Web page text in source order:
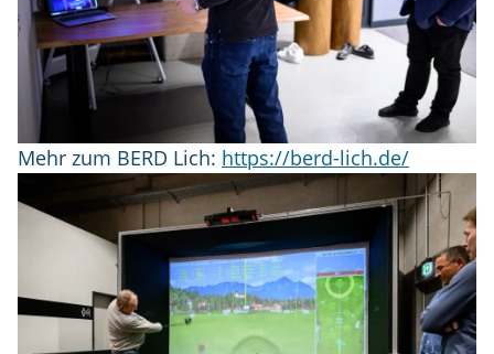
Mehr zum BERD Lich: https://berd-lich.de/